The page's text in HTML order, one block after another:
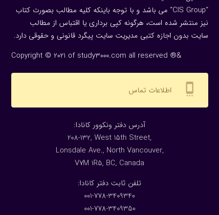
“CIS Group” می باشد و با توجه باینکه کلیه مطالب بصورت کتاب
نیز منتشر شده است، هرگونه كپی برداری یا اقتباس از مطالب
سایت بدون اجازه كتبی مدیریت سایت پیگرد قانونی و حقوقی دارد.
Copyright © 2021 of study3000.com all reserved ®&
settings_cell اطلاعات تماس
:آدرس دفتر ونکوور کانادا
208-132, West 15th Street,
Lonsdale Ave., North Vancouver,
V7M 1R5, BC, Canada
:تلفن ثابت دفتر کانادا
001-778-3409340
001-778-3409350